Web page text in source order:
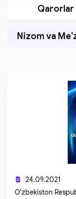
Qarorlar
Nizom va
24.09.2021
O‘zbekiston